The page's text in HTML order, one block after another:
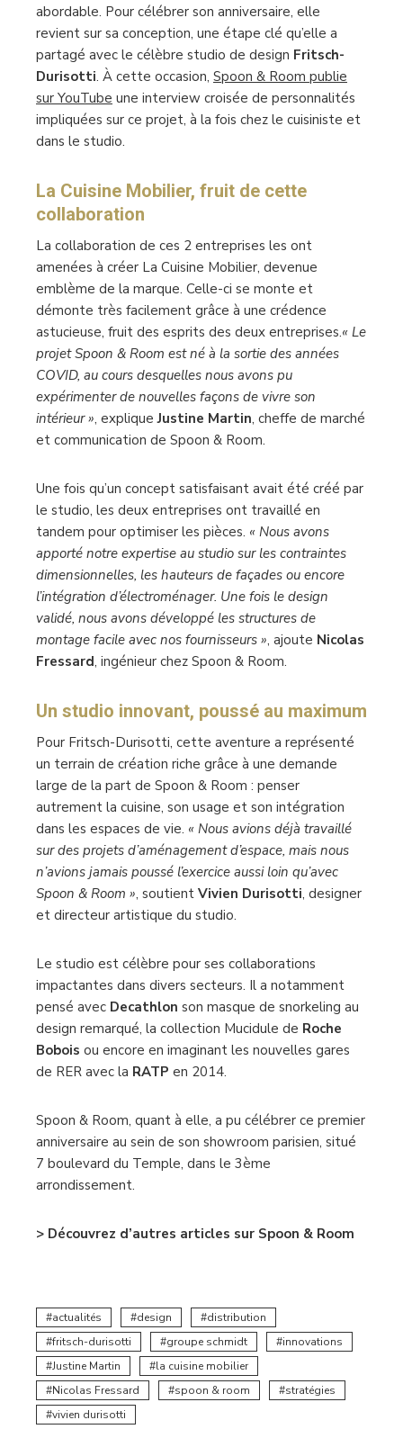
abordable. Pour célébrer son anniversaire, elle
revient sur sa conception, une étape clé qu’elle a
partagé avec le célèbre studio de design Fritsch-
Durisotti. À cette occasion, Spoon & Room publie
sur YouTube une interview croisée de personnalités
impliquées sur ce projet, à la fois chez le cuisiniste et
dans le studio.
La Cuisine Mobilier, fruit de cette
collaboration
La collaboration de ces 2 entreprises les ont
amenées à créer La Cuisine Mobilier, devenue
emblème de la marque. Celle-ci se monte et
démonte très facilement grâce à une crédence
astucieuse, fruit des esprits des deux entreprises.« Le
projet Spoon & Room est né à la sortie des années
COVID, au cours desquelles nous avons pu
expérimenter de nouvelles façons de vivre son
intérieur », expliqueJustine Martin, cheffe de marché
et communication de Spoon & Room.
Une fois qu’un concept satisfaisant avait été créé par
le studio, les deux entreprises ont travaillé en
tandem pour optimiser les pièces. « Nous avons
apporté notre expertise au studio sur les contraintes
dimensionnelles, les hauteurs de façades ou encore
l’intégration d’électroménager. Une fois le design
validé, nous avons développé les structures de
montage facile avec nos fournisseurs », ajoute Nicolas
Fressard, ingénieur chez Spoon & Room.
Un studio innovant, poussé au maximum
Pour Fritsch-Durisotti, cette aventure a représenté
un terrain de création riche grâce à une demande
large de la part de Spoon & Room : penser
autrement la cuisine, son usage et son intégration
dans les espaces de vie. « Nous avions déjà travaillé
sur des projets d’aménagement d’espace, mais nous
n’avions jamais poussé l’exercice aussi loin qu’avec
Spoon & Room », soutient Vivien Durisotti, designer
et directeur artistique du studio.
Le studio est célèbre pour ses collaborations
impactantes dans divers secteurs. Il a notamment
pensé avec Decathlon son masque de snorkeling au
design remarqué, la collection Mucidule de Roche
Bobois ou encore en imaginant les nouvelles gares
de RER avec la RATP en 2014.
Spoon & Room, quant à elle, a pu célébrer ce premier
anniversaire au sein de son showroom parisien, situé
7 boulevard du Temple, dans le 3ème
arrondissement.
> Découvrez d’autres articles sur Spoon & Room
actualités design
distribution
fritsch-durisotti
groupe schmidt
innovations
Justine Martin
la cuisine mobilier
Nicolas Fressard
spoon & room
stratégies
vivien durisotti